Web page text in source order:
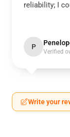
reliability; I
P
Verified
Write your